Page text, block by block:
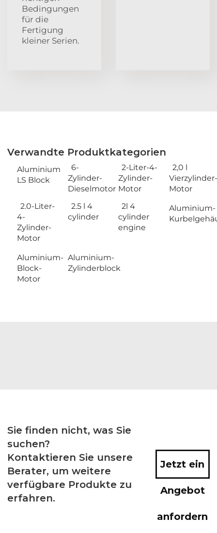
Bedingungen
für die
Fertigung
kleiner Serien.
Verwandte Produktkategorien
Aluminium
LS Block
6-
Zylinder-
Dieselmotor
2-Liter-4-
Zylinder-
Motor
2,0 l
Vierzylinder-
Motor
2.0-Liter-
4-
Zylinder-
Motor
2.5 l 4
cylinder
2l 4
cylinder
engine
Aluminium-
Aluminium-
Block-
Motor
Aluminium-
Zylinderblock
Sie finden nicht, was Sie
suchen?
Kontaktieren Sie unsere
Berater, um weitere
verfügbare Produkte zu
erfahren.
Jetzt ein
Angebot
anfordern